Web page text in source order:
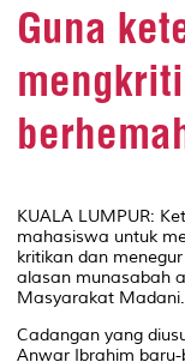
Guna
KUALA LUMPUR:
mahasiswa untuk
kritikan dan
alasan munasabah
Masyarakat Madani.
Cadangan yang
Anwar Ibrahim